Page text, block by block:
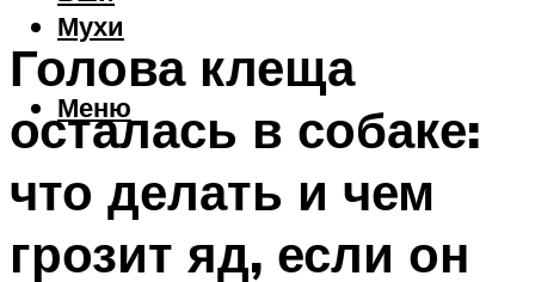
Мухи
Меню
Голова клеща
осталась в собаке:
что делать и чем
грозит яд, если он